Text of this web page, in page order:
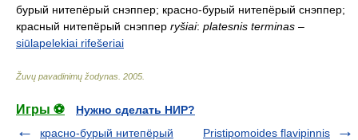
бурый нитепёрый снэппер; красно-бурый нитепёрый снэппер;
красный нитепёрый снэппер ryšiai: platesnis terminas –
siūlapelekiai rifešeriai
Žuvų pavadinimų žodynas 2005
Игры ⚽
Нужно сделать НИР?
красно-бурый нитепёрый
Pristipomoides flavipinnis